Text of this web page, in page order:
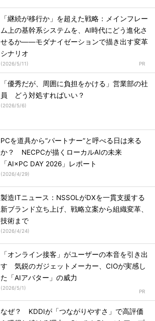
「継続が移行か」を超えた戦略：メインフレー
ム上の基幹系システムを、AI時代にどう進化さ
せるか――モダナイゼーションで描き出す変革
シナリオ
(2026/5/11)
「優秀だが、周囲に負担をかける」営業部の社
員 どう対処すればいい？
(2026/5/6)
PCを道具から“パートナー”と呼べる日は来る
か？ NECPCが描くローカルAIの未来
「AI×PC DAY 2026」レポート
(2026/4/29)
製造ITニュース：NSSOLがDXを一貫支援する
新ブランド立ち上げ、戦略立案から組織変革、
技術まで
(2026/4/24)
「オンライン接客」がユーザーの本音を引き出
す 気鋭のガジェットメーカー、CIOが実感し
た「AIアバター」の威力
(2026/5/1)
なぜ？ KDDIが「つながりやすさ」で高評価